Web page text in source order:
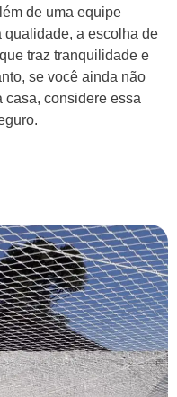
de uma equipe
qualidade, a escolha de
traz tranquilidade e
se você ainda não
casa, considere essa